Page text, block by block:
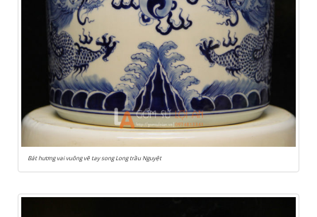
Bát hương vai vuông vẽ tay song Long trầu Nguyệt